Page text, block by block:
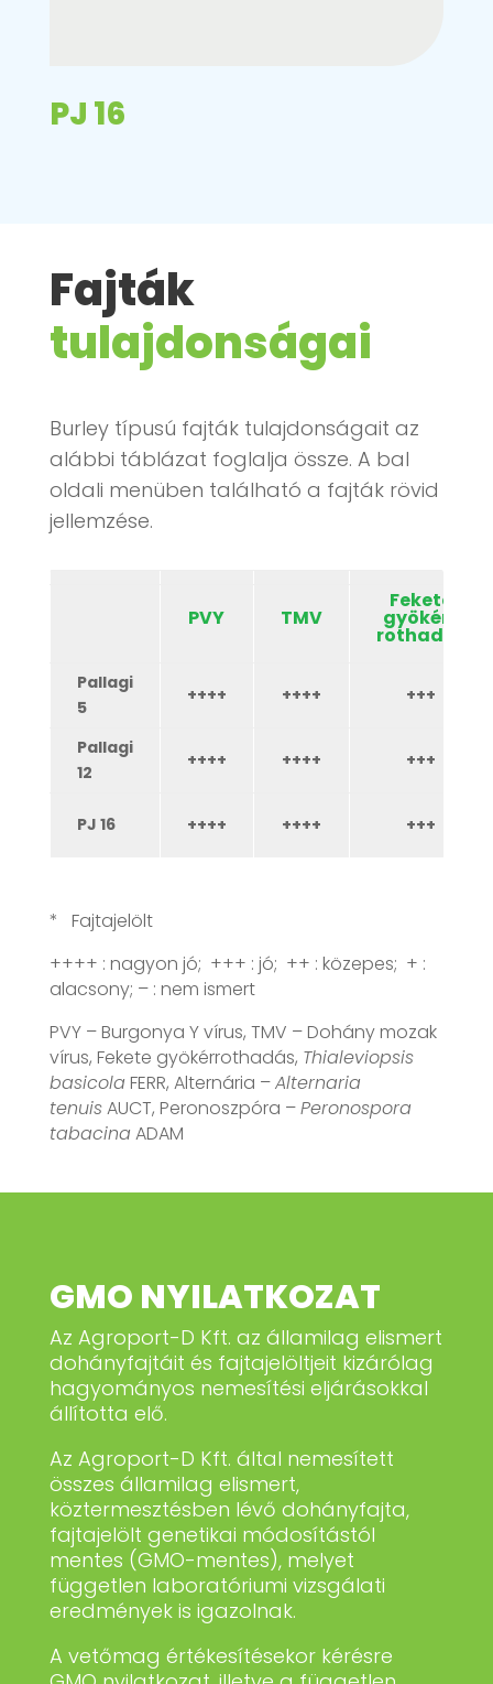
PJ 16
Fajták
tulajdonságai
Burley típusú fajták tulajdonságait az
alábbi táblázat foglalja össze. A bal
oldali menüben található a fajták rövid
jellemzése.
PVY TMV
Fekete
gyökér-
rothadás
Pallagi
5
++++ ++++ +++
Pallagi
12
++++ ++++ +++
PJ 16 ++++ ++++ +++
* Fajtajelölt
++++ : nagyon jó; +++ : jó; ++ : közepes; + :
alacsony; – : nem ismert
PVY – Burgonya Y vírus, TMV – Dohány mozak
vírus, Fekete gyökérrothadás, Thialeviopsis
basicolaFERR, Alternária –Alternaria
tenuisAUCT, Peronoszpóra –Peronospora
tabacinaADAM
GMO NYILATKOZAT
Az Agroport-D Kft. az államilag elismert
dohányfajtáit és fajtajelöltjeit kizárólag
hagyományos nemesítési eljárásokkal
állította elő.
Az Agroport-D Kft. által nemesített
összes államilag elismert,
köztermesztésben lévő dohányfajta,
fajtajelölt genetikai módosítástól
mentes (GMO-mentes), melyet
független laboratóriumi vizsgálati
eredmények is igazolnak.
A vetőmag értékesítésekor kérésre